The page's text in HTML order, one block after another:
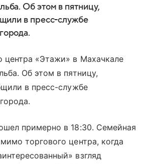
Об этом в пятницу,
в пресс-службе
центра «Этажи» в Махачкале
Об этом в пятницу,
в пресс-службе
примерно в 18:30. Семейная
торгового центра, когда
взгляд